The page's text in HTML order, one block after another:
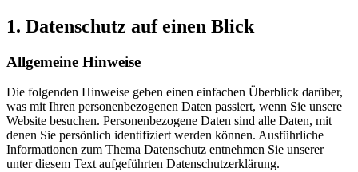
1. Datenschutz auf einen Blick
Allgemeine Hinweise
Die folgenden Hinweise geben einen einfachen Überblick darüber,
was mit Ihren personenbezogenen Daten passiert, wenn Sie unsere
Website besuchen. Personenbezogene Daten sind alle Daten, mit
denen Sie persönlich identifiziert werden können. Ausführliche
Informationen zum Thema Datenschutz entnehmen Sie unserer
unter diesem Text aufgeführten Datenschutzerklärung.